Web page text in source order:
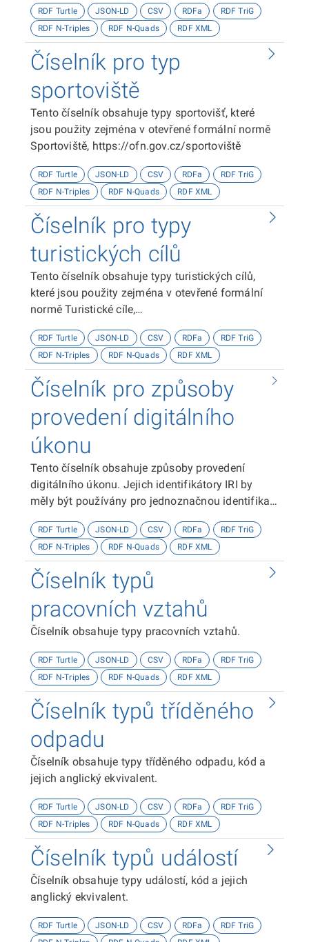
RDF Turtle JSON-LD CSV RDFa
RDF TriG
RDF N-Triples
RDF N-Quads RDF XML
Číselník pro typ
sportoviště
Tento číselník obsahuje typy sportovišť, které
jsou použity zejména v otevřené formální normě
Sportoviště, https://ofn.gov.cz/sportoviště
RDF Turtle JSON-LD CSV RDFa
RDF TriG
RDF N-Triples
RDF N-Quads RDF XML
Číselník pro typy
turistických cílů
Tento číselník obsahuje typy turistických cílů,
které jsou použity zejména v otevřené formální
normě Turistické cíle,
RDF Turtle JSON-LD CSV RDFa
RDF TriG
RDF N-Triples
RDF N-Quads RDF XML
Číselník pro způsoby
provedení digitálního
úkonu
Tento číselník obsahuje způsoby provedení
digitálního úkonu. Jejich identifikátory IRI by
měly být používány pro jednoznačnou identifikaci
RDF Turtle JSON-LD CSV RDFa
RDF TriG
RDF N-Triples
RDF N-Quads RDF XML
Číselník typů
pracovních vztahů
Číselník obsahuje typy pracovních vztahů.
RDF Turtle JSON-LD CSV RDFa
RDF TriG
RDF N-Triples
RDF N-Quads RDF XML
Číselník typů tříděného
odpadu
Číselník obsahuje typy tříděného odpadu, kód a
jejich anglický ekvivalent.
RDF Turtle JSON-LD CSV RDFa
RDF TriG
RDF N-Triples
RDF N-Quads RDF XML
Číselník typů událostí
Číselník obsahuje typy událostí, kód a jejich
anglický ekvivalent.
RDF Turtle JSON-LD CSV RDFa
RDF TriG